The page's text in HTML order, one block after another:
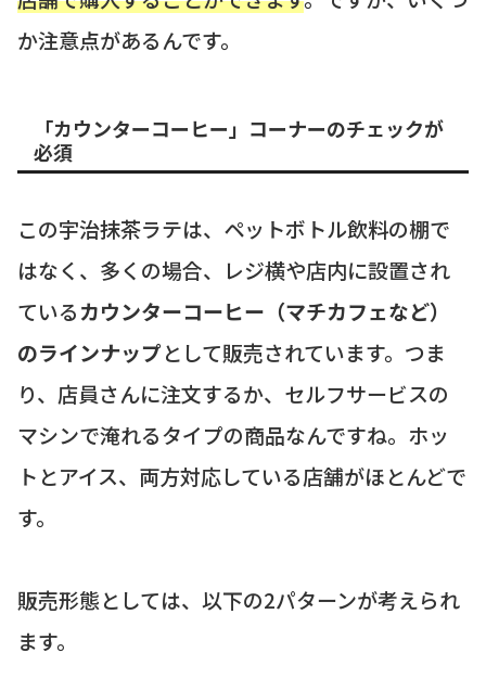
か注意点があるんです。
「カウンターコーヒー」コーナーのチェックが
必須
この宇治抹茶ラテは、ペットボトル飲料の棚で
はなく、多くの場合、レジ横や店内に設置され
ているカウンターコーヒー（マチカフェなど）
のラインナップとして販売されています。つま
り、店員さんに注文するか、セルフサービスの
マシンで淹れるタイプの商品なんですね。ホッ
トとアイス、両方対応している店舗がほとんどで
す。
販売形態としては、以下の2パターンが考えられ
ます。